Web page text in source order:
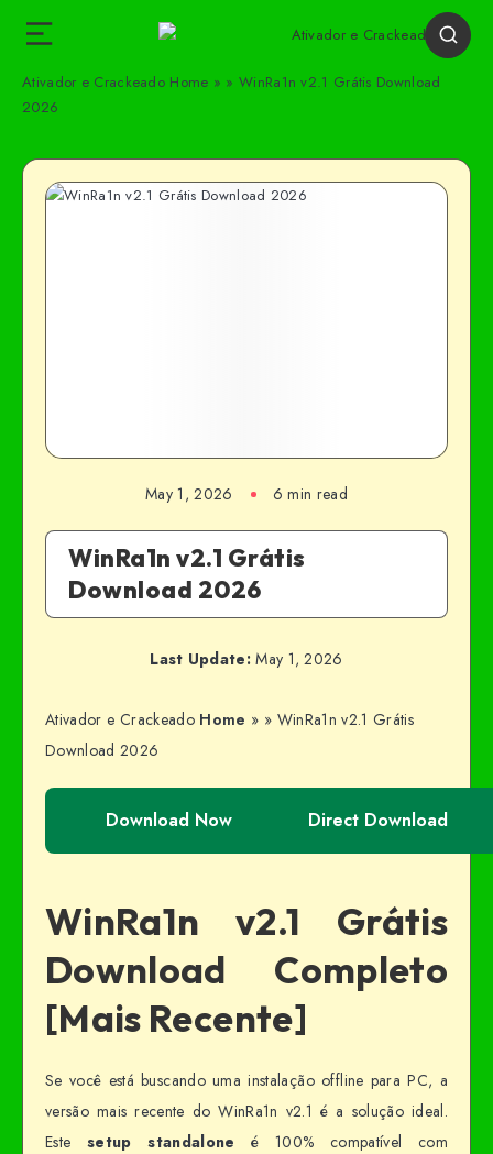
Ativador e Crackeado Home » »WinRa1n v2.1 Grátis Download
2026
May 1, 2026 6 min read
WinRa1n v2.1 Grátis
Download 2026
Last Update: May 1, 2026
Ativador e Crackeado Home » » WinRa1n v2.1 Grátis
Download 2026
Download Now Direct Download
WinRa1n v2.1 Grátis
Download Completo
[Mais Recente]
Se você está buscando uma instalação offline para PC, a
versão mais recente do WinRa1n v2.1 é a solução ideal.
Este setup standalone é 100% compatível com